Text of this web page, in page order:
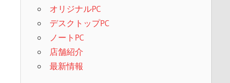
オリジナルPC
デスクトップPC
ノートPC
店舗紹介
最新情報